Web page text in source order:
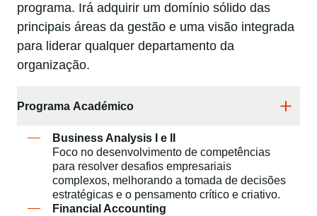
programa. Irá adquirir um domínio sólido das
principais áreas da gestão e uma visão integrada
para liderar qualquer departamento da
organização.
Programa Académico
Business Analysis I e II
Foco no desenvolvimento de competências
para resolver desafios empresariais
complexos, melhorando a tomada de decisões
estratégicas e o pensamento crítico e criativo.​
Financial Accounting